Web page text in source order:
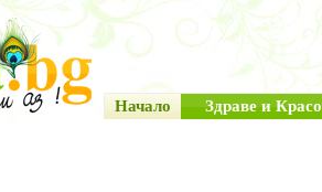
Начало Здраве и